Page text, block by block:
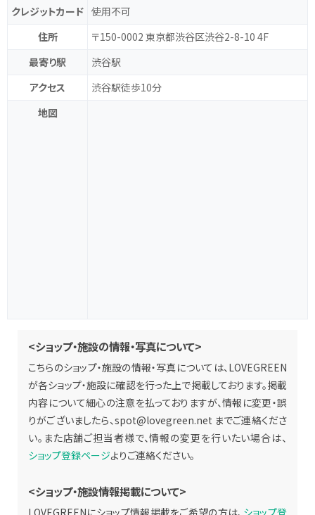
クレジットカード 使用不可
住所
〒150-0002 東京都渋谷区渋谷2-8-10 4F
最寄り駅
渋谷駅
アクセス
渋谷駅徒歩10分
地図
<ショップ・施設の情報・写真について>
こちらのショップ・施設の情報・写真については、LOVEGREEN
が各ショップ・施設に確認を行った上で掲載しております。掲載
内容について細心の注意を払っておりますが、情報に変更・誤
りがございましたら、spot@lovegreen.net までご連絡くださ
い。また店舗ご担当者様で、情報の変更を行いたい場合は、
ショップ登録ページよりご連絡ください。
<ショップ・施設情報掲載について>